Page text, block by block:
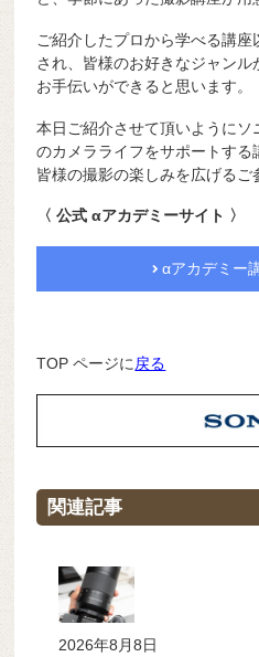
ご紹介したプロから学べる講
され、皆様のお好きなジャン
お手伝いができると思います。
本日ご紹介させて頂いように
のカメラライフをサポートする
皆様の撮影の楽しみを広げるご
〈 公式 αアカデミーサイト 〉
αアカデミー
TOP ページに 戻る
関連記事
2026年8月8日